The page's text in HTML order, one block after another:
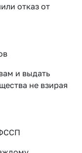
отказ от
и выдать
не взирая